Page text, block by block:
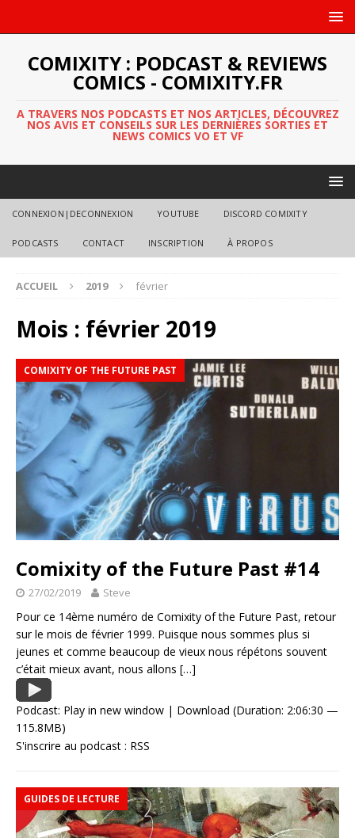
COMIXITY : PODCAST & REVIEWS
COMICS - COMIXITY.FR
A TRAVERS NOS PODCASTS ET NOS ARTICLES, DÉCOUVREZ
NOS AVIS ET CONSEILS SUR LES DERNIÈRES SORTIES ET
NEWS COMICS VO ET VF
CONNEXION|DECONNEXION YOUTUBE DISCORD COMIXITY
PODCASTS CONTACT INSCRIPTION À PROPOS
ACCUEIL 2019 février
Mois : février 2019
COMIXITY OF THE FUTURE PAST
Comixity of the Future Past #14
27/02/2019 Steve
Pour ce 14ème numéro de Comixity of the Future Past, retour
sur le mois de février 1999. Puisque nous sommes plus si
jeunes et comme beaucoup de vieux nous répétons souvent
c’était mieux avant, nous allons […]
Podcast: Play in new window | Download (Duration: 2:06:30 —
115.8MB)
S'inscrire au podcast : RSS
GUIDES DE LECTURE